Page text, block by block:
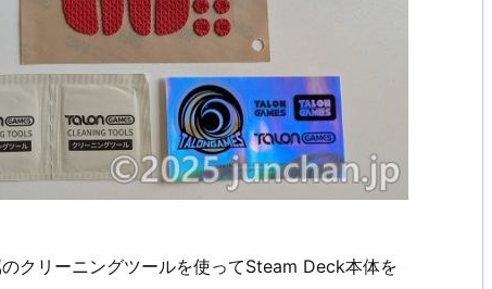
クリーニングツールを使ってSteam Deck本体を